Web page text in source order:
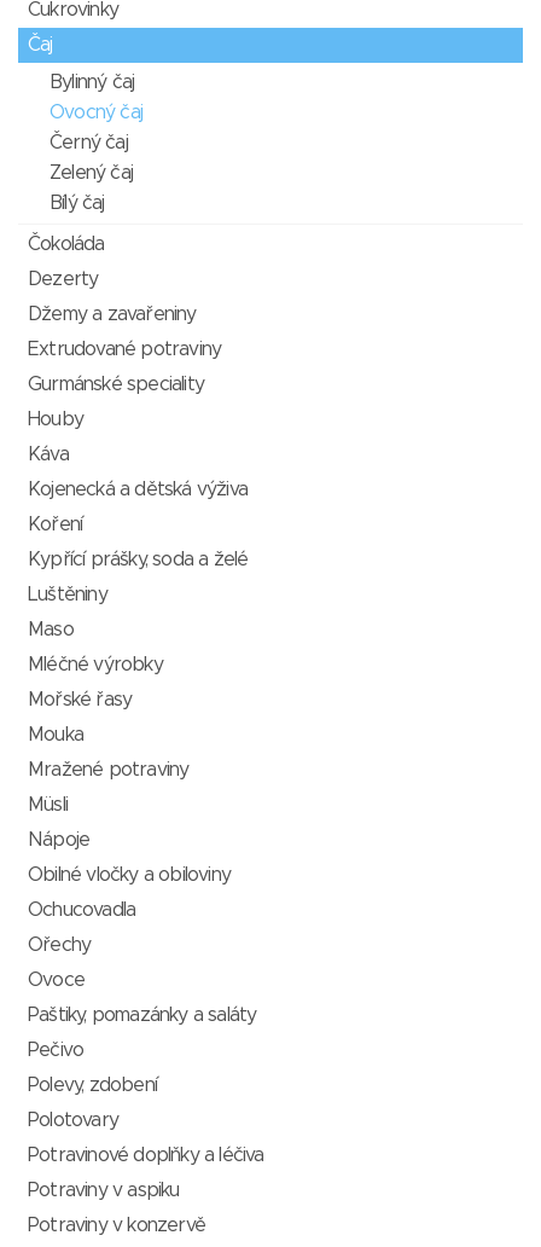
Cukrovinky
Čaj
Bylinný čaj
Ovocný čaj
Černý čaj
Zelený čaj
Bílý čaj
Čokoláda
Dezerty
Džemy a zavařeniny
Extrudované potraviny
Gurmánské speciality
Houby
Káva
Kojenecká a dětská výživa
Koření
Kypřící prášky, soda a želé
Luštěniny
Maso
Mléčné výrobky
Mořské řasy
Mouka
Mražené potraviny
Müsli
Nápoje
Obilné vločky a obiloviny
Ochucovadla
Ořechy
Ovoce
Paštiky, pomazánky a saláty
Pečivo
Polevy, zdobení
Polotovary
Potravinové doplňky a léčiva
Potraviny v aspiku
Potraviny v konzervě